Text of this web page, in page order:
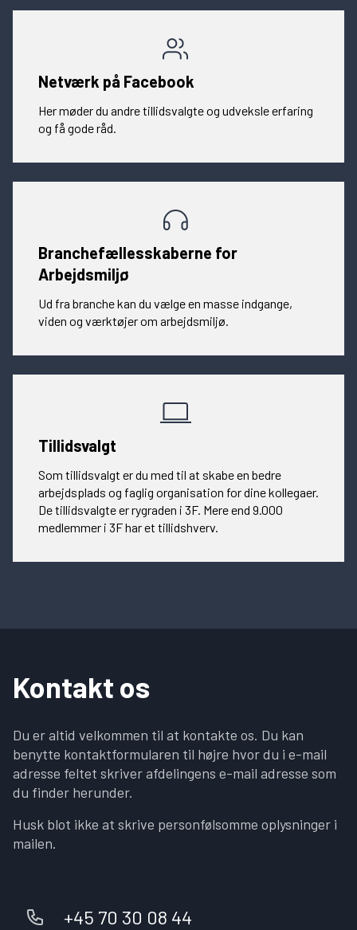
Netværk på Facebook
Her møder du andre tillidsvalgte og udveksle erfaring
og få gode råd.
Branchefællesskaberne for
Arbejdsmiljø
Ud fra branche kan du vælge en masse indgange,
viden og værktøjer om arbejdsmiljø.
Tillidsvalgt
Som tillidsvalgt er du med til at skabe en bedre
arbejdsplads og faglig organisation for dine kollegaer.
De tillidsvalgte er rygraden i 3F. Mere end 9.000
medlemmer i 3F har et tillidshverv.
Kontakt os
Du er altid velkommen til at kontakte os. Du kan
benytte kontaktformularen til højre hvor du i e-mail
adresse feltet skriver afdelingens e-mail adresse som
du finder herunder.
Husk blot ikke at skrive personfølsomme oplysninger i
mailen.
+45 70 30 08 44